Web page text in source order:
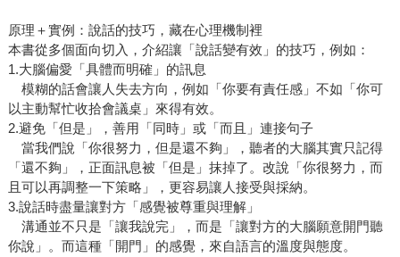
原理＋實例：說話的技巧，藏在心理機制裡
本書從多個面向切入，介紹讓「說話變有效」的技巧，例如：
1.大腦偏愛「具體而明確」的訊息
模糊的話會讓人失去方向，例如「你要有責任感」不如「你可
以主動幫忙收拾會議桌」來得有效。
2.避免「但是」，善用「同時」或「而且」連接句子
當我們說「你很努力，但是還不夠」，聽者的大腦其實只記得
「還不夠」，正面訊息被「但是」抹掉了。改說「你很努力，而
且可以再調整一下策略」，更容易讓人接受與採納。
3.說話時盡量讓對方「感覺被尊重與理解」
溝通並不只是「讓我說完」，而是「讓對方的大腦願意開門聽
你說」。而這種「開門」的感覺，來自語言的溫度與態度。